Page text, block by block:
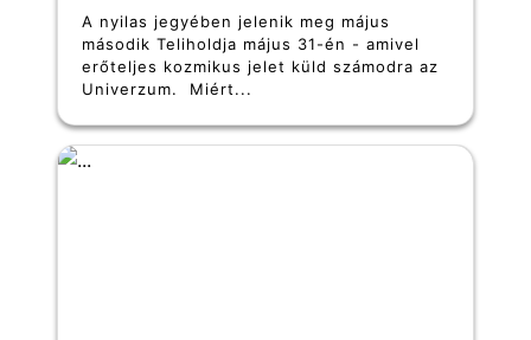
A nyilas jegyében jelenik meg május
második Teliholdja május 31-én - amivel
erőteljes kozmikus jelet küld számodra az
Univerzum. Miért...